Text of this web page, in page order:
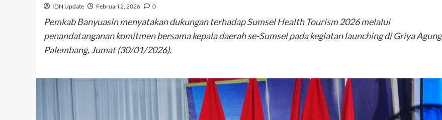
IDN Update Februari 2, 2026 0
Pemkab Banyuasin menyatakan dukungan terhadap Sumsel Health Tourism 2026 melalui
penandatanganan komitmen bersama kepala daerah se-Sumsel pada kegiatan launching di Griya Agung
Palembang, Jumat (30/01/2026).